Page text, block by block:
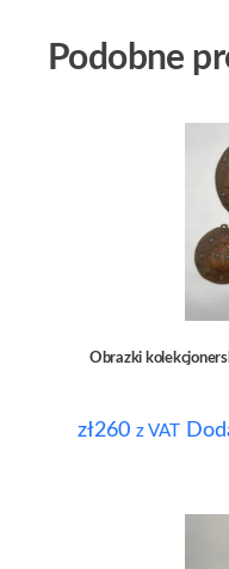
Podobne
Obrazki
zł260 z VAT